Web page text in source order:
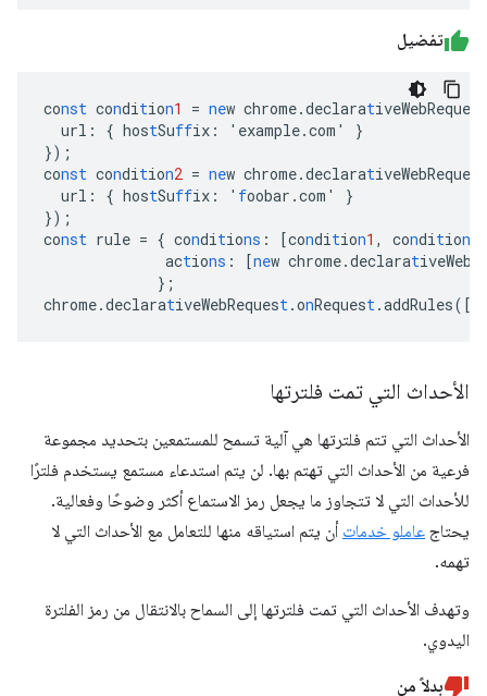
تفضيل
const condition1 = new chrome.declarativeWebReques
url : { hostSuffix : 'example.com'
}
});
const condition2 = new chrome.declarativeWebReques
url : { hostSuffix : ' foobar.com'
}
});
const rule = { conditions : [condition1 , condition
actions : [new chrome.declarat
} ;
chrome.declarativeWebRequest .onRequest .addRules( [
الأحداث التي تمت فلترتها
الأحداث التي تتم فلترتها هي آلية تسمح للمستمعين بتحديد مجموعة
فرعية من الأحداث التي تهتم بها. لن يتم استدعاء مستمع يستخدم فلترًا
للأحداث التي لا تتجاوز ما يجعل رمز الاستماع أكثر وضوحًا وفعالية.
يحتاج عاملو خدمات أن يتم استياقه منها للتعامل مع الأحداث التي لا
تهمه.
وتهدف الأحداث التي تمت فلترتها إلى السماح بالانتقال من رمز الفلترة
اليدوي.
بدلاً من